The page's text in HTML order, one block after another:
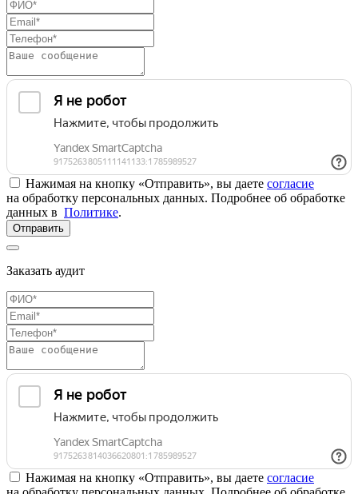
Нажимая на кнопку «Отправить», вы даете согласие
на обработку персональных данных. Подробнее об обработке
данных в Политике.
Отправить
Заказать аудит
Нажимая на кнопку «Отправить», вы даете согласие